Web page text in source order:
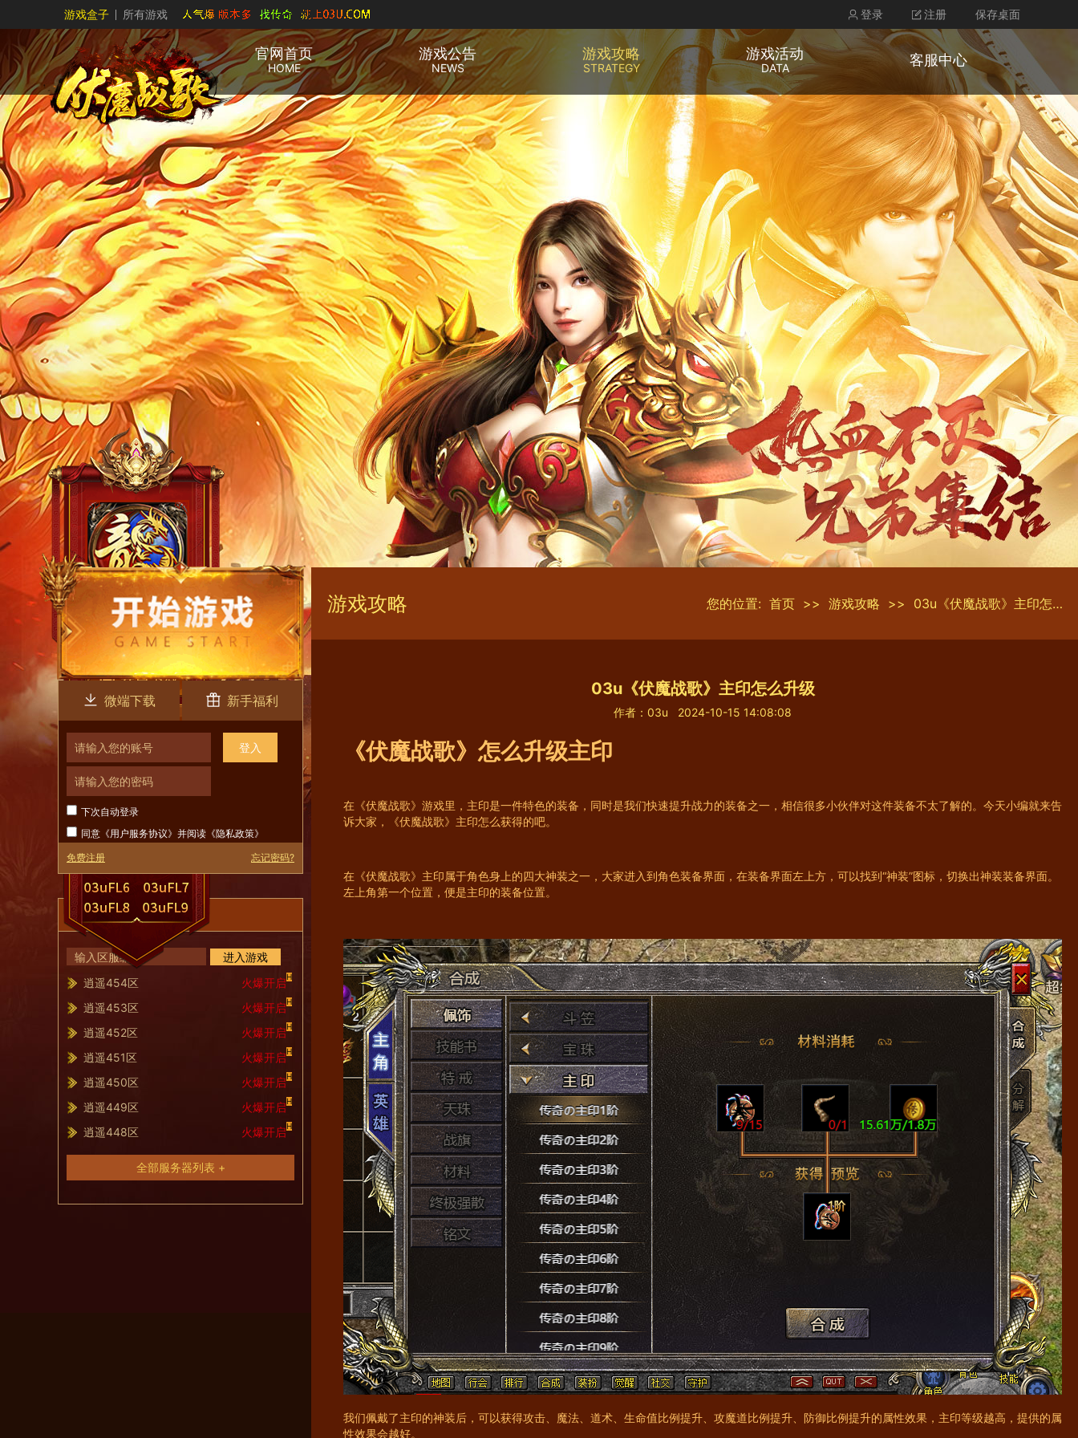
游戏盒子 所有游戏 登录 注册 保存桌面
官网首页
HOME
游戏公告
NEWS
游戏攻略
STRATEGY
游戏活动
DATA 客服中心
微端下载 新手福利
登入
下次自动登录
同意《用户服务协议》并阅读《隐私政策》
免费注册
忘记密码?
服务器列表
进入游戏
逍遥454区
火爆开启H
逍遥453区 火爆开启H
逍遥452区 火爆开启H
逍遥451区 火爆开启H
逍遥450区 火爆开启H
逍遥449区 火爆开启H
逍遥448区 火爆开启H
全部服务器列表 +
游戏攻略 您的位置: 首页 >> 游戏攻略 >> 03u《伏魔战歌》主印怎么升级
03u《伏魔战歌》主印怎么升级
作者：03u 2024-10-15 14:08:08
《伏魔战歌》怎么升级主印
在《伏魔战歌》游戏里，主印是一件特色的装备，同时是我们快速提升战力的装备之一，相信很多小伙伴对这件装备不太了解的。今天小编就来告
诉大家，《伏魔战歌》主印怎么获得的吧。
在《伏魔战歌》主印属于角色身上的四大神装之一，大家进入到角色装备界面，在装备界面左上方，可以找到“神装”图标，切换出神装装备界面。
左上角第一个位置，便是主印的装备位置。
我们佩戴了主印的神装后，可以获得攻击、魔法、道术、生命值比例提升、攻魔道比例提升、防御比例提升的属性效果，主印等级越高，提供的属
性效果会越好。